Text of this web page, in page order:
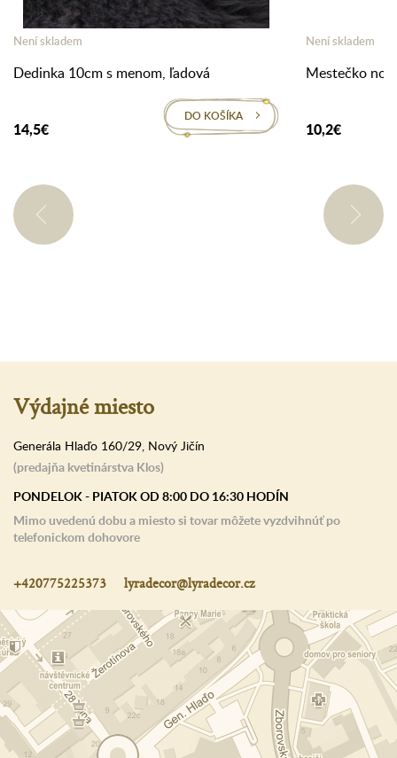
Není skladem
Dedinka 10cm s menom, ľadová
14,5€
DO KOŠÍKA
Není skladem
Mestečko
10,2€
Výdajné miesto
Generála Hlaďo 160/29, Nový Jičín
(predajňa kvetinárstva Klos)
PONDELOK - PIATOK OD 8:00 DO 16:30 HODÍN
Mimo uvedenú dobu a miesto si tovar môžete vyzdvihnúť po
telefonickom dohovore
+420775225373 lyradecor@lyradecor.cz